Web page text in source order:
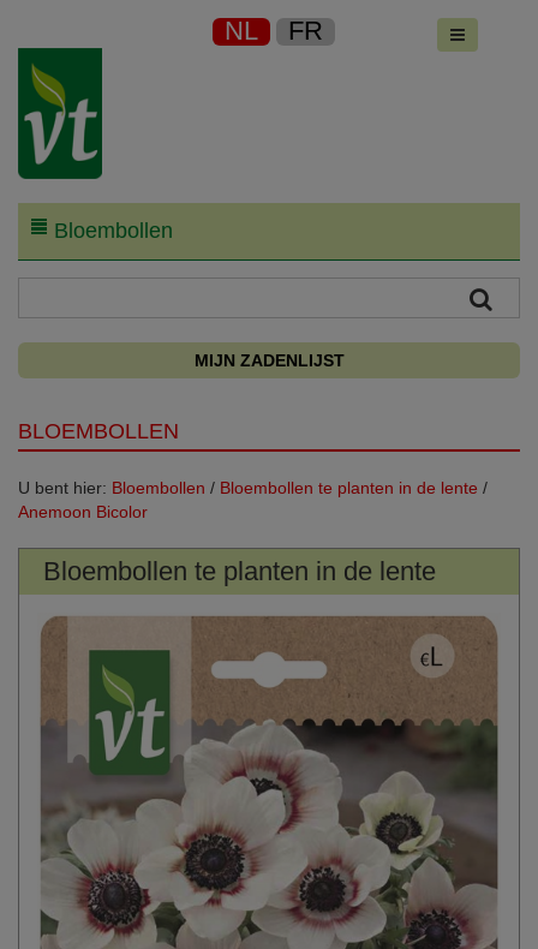
NL FR
Bloembollen
MIJN ZADENLIJST
BLOEMBOLLEN
U bent hier: Bloembollen / Bloembollen te planten in de lente /
Anemoon Bicolor
Bloembollen te planten in de lente